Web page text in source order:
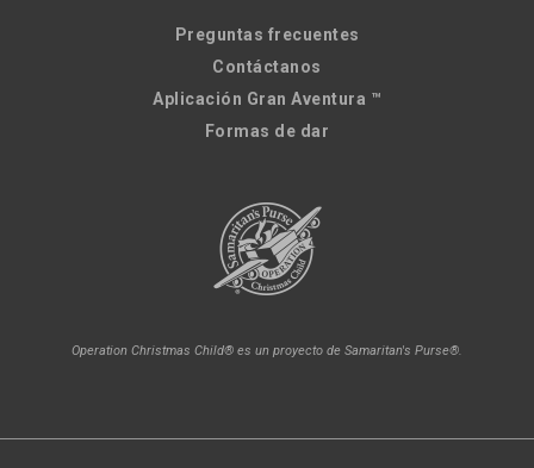
Preguntas frecuentes
Contáctanos
Aplicación Gran Aventura ™
Formas de dar
Operation Christmas Child® es un proyecto de Samaritan's Purse®.